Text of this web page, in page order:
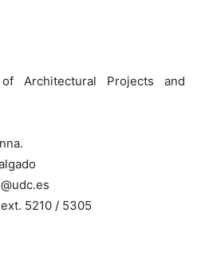
Architectural Projects and
5210 / 5305